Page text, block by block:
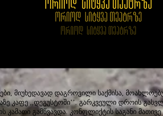
მიუხედავად დაგროვილი საქმისა,
კაფე ,,დეგუსტოში’’. გარკვეული დროის
კამათი გამწვავდა. კონფლიქტის საგანი